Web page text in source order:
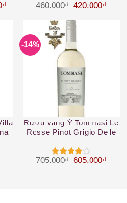
1.650.000₫.
₫ Giá hiện tại là: 1.485.000₫.
Được xếp
sao
460.000₫ Giá gốc là:
420.000₫
600.000₫.
Giá hiện tại là: 550.000₫.
-14%
Rượu vang Ý Tommasi Le
Rosse Pinot Grigio Delle
Được
705.000₫ Giá gốc là:
605.000₫